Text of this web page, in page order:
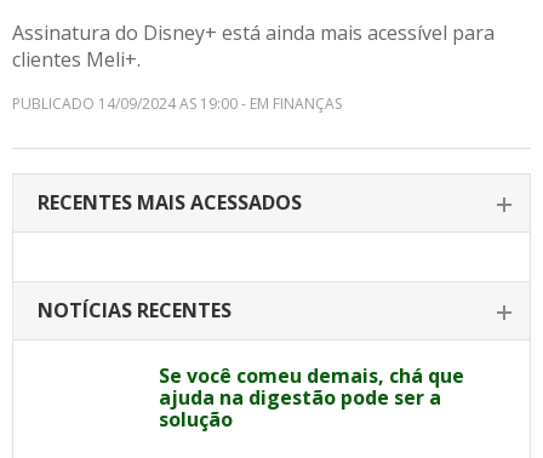
Assinatura do Disney+ está ainda mais acessível para
clientes Meli+.
PUBLICADO 14/09/2024 AS 19:00 - EM FINANÇAS
RECENTES MAIS ACESSADOS
NOTÍCIAS RECENTES
Se você comeu demais, chá que
ajuda na digestão pode ser a
solução